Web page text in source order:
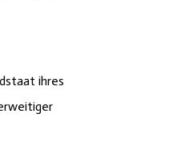
ihres